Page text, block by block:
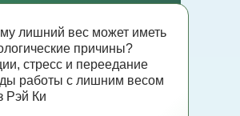
лишний вес может иметь
причины?
стресс и переедание
работы с лишним весом
Рэй Ки